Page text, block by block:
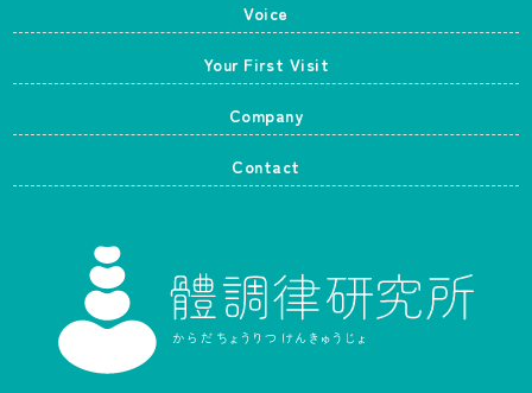
Voice
Your First Visit
Company
Contact